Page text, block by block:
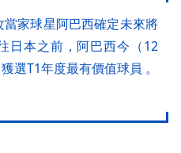
家球星阿巴西確定未來將
日本之前，阿巴西今（12
選T1年度最有價值球員 。